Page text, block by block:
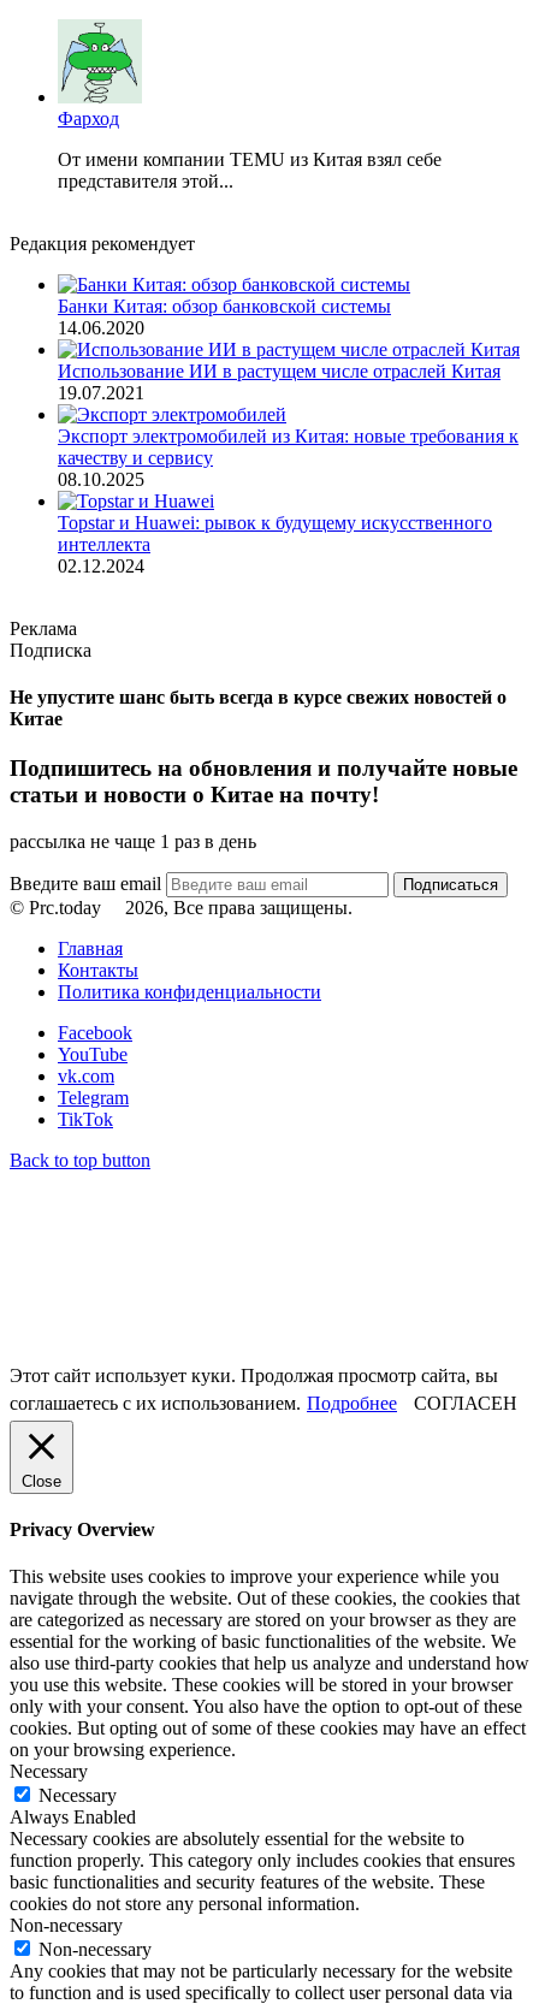
Фарход
От имени компании TEMU из Китая взял себе
представителя этой...
Редакция рекомендует
Банки Китая: обзор банковской системы
14.06.2020
Использование ИИ в растущем числе отраслей Китая
19.07.2021
Экспорт электромобилей из Китая: новые требования к
качеству и сервису
08.10.2025
Topstar и Huawei: рывок к будущему искусственного
интеллекта
02.12.2024
Реклама
Подписка
Не упустите шанс быть всегда в курсе свежих новостей о
Китае
Подпишитесь на обновления и получайте новые
статьи и новости о Китае на почту!
рассылка не чаще 1 раз в день
Введите ваш email
© Prc.today
2026, Все права защищены.
Главная
Контакты
Политика конфиденциальности
Facebook
YouTube
vk.com
Telegram
TikTok
Back to top button
Этот сайт использует куки. Продолжая просмотр сайта, вы
соглашаетесь с их использованием. Подробнее СОГЛАСЕН
Close
Privacy Overview
This website uses cookies to improve your experience while you
navigate through the website. Out of these cookies, the cookies that
are categorized as necessary are stored on your browser as they are
essential for the working of basic functionalities of the website. We
also use third-party cookies that help us analyze and understand how
you use this website. These cookies will be stored in your browser
only with your consent. You also have the option to opt-out of these
cookies. But opting out of some of these cookies may have an effect
on your browsing experience.
Necessary
Necessary
Always Enabled
Necessary cookies are absolutely essential for the website to
function properly. This category only includes cookies that ensures
basic functionalities and security features of the website. These
cookies do not store any personal information.
Non-necessary
Non-necessary
Any cookies that may not be particularly necessary for the website
to function and is used specifically to collect user personal data via